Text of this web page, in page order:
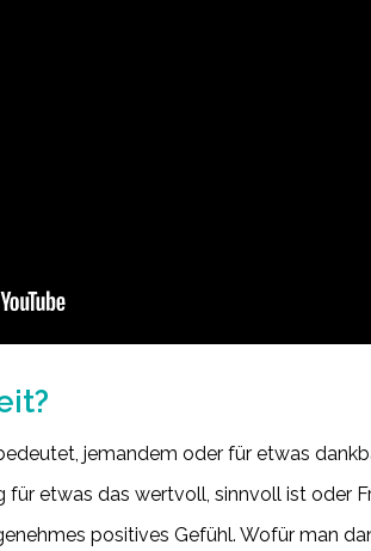
jemandem oder für etwas
für etwas das wertvoll, sinnvoll ist oder
positives Gefühl. Wofür man